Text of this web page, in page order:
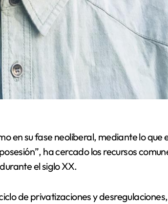
en su fase neoliberal, mediante lo que
ha cercado los recursos
el siglo XX.
de privatizaciones y desregulaciones,